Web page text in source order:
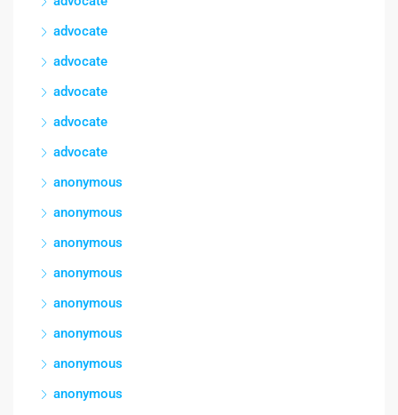
advocate
advocate
advocate
advocate
advocate
anonymous
anonymous
anonymous
anonymous
anonymous
anonymous
anonymous
anonymous